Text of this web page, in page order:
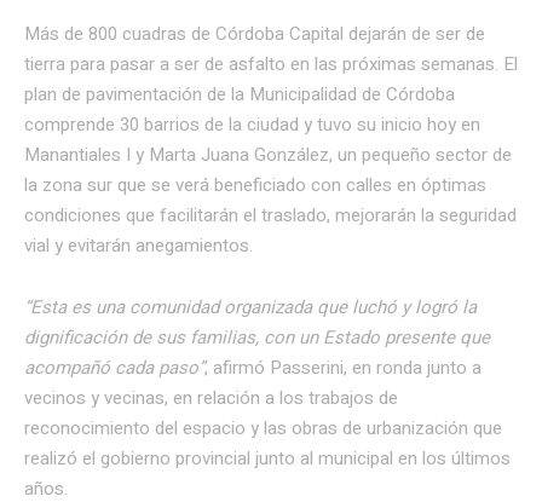
Más de 800 cuadras de Córdoba Capital dejarán de ser de
tierra para pasar a ser de asfalto en las próximas semanas. El
plan de pavimentación de la Municipalidad de Córdoba
comprende 30 barrios de la ciudad y tuvo su inicio hoy en
Manantiales I y Marta Juana González, un pequeño sector de
la zona sur que se verá beneficiado con calles en óptimas
condiciones que facilitarán el traslado, mejorarán la seguridad
vial y evitarán anegamientos.
“Esta es una comunidad organizada que luchó y logró la
dignificación de sus familias, con un Estado presente que
acompañó cada paso”, afirmó Passerini, en ronda junto a
vecinos y vecinas, en relación a los trabajos de
reconocimiento del espacio y las obras de urbanización que
realizó el gobierno provincial junto al municipal en los últimos
años.